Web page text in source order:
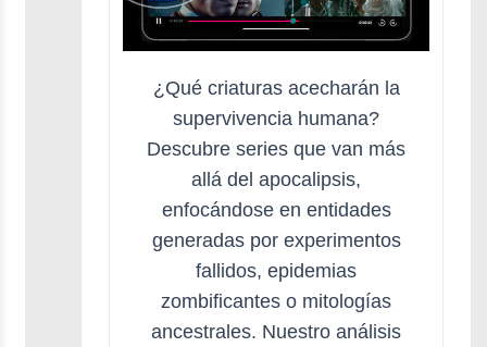
¿Qué criaturas acecharán la
supervivencia humana?
Descubre series que van más
allá del apocalipsis,
enfocándose en entidades
generadas por experimentos
fallidos, epidemias
zombificantes o mitologías
ancestrales. Nuestro análisis